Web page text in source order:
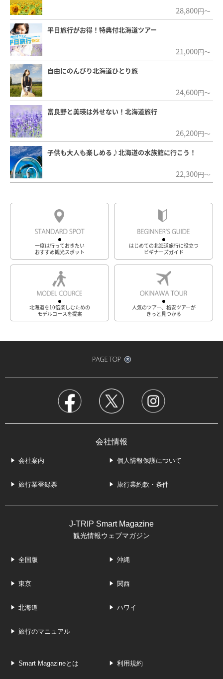
28,800円～
平日旅行がお得！特典付北海道ツアー
21,000円～
自由にのんびり北海道ひとり旅
24,600円～
富良野と美瑛は外せない！北海道旅行
26,200円～
子供も大人も楽しめる♪北海道の水族館に行こう！
22,300円～
一度は行っておきたい
おすすめ観光スポット
はじめての北海道旅行に役立つ
ビギナーズガイド
北海道を10倍楽しむための
モデルコースを提案
人気のツアー、格安ツアーが
きっと見つかる
会社情報
会社案内 個人情報保護について
旅行業登録票 旅行業約款・条件
J-TRIP Smart Magazine
観光情報ウェブマガジン
全国版 沖縄
東京 関西
北海道 ハワイ
旅行のマニュアル
Smart Magazineとは 利用規約